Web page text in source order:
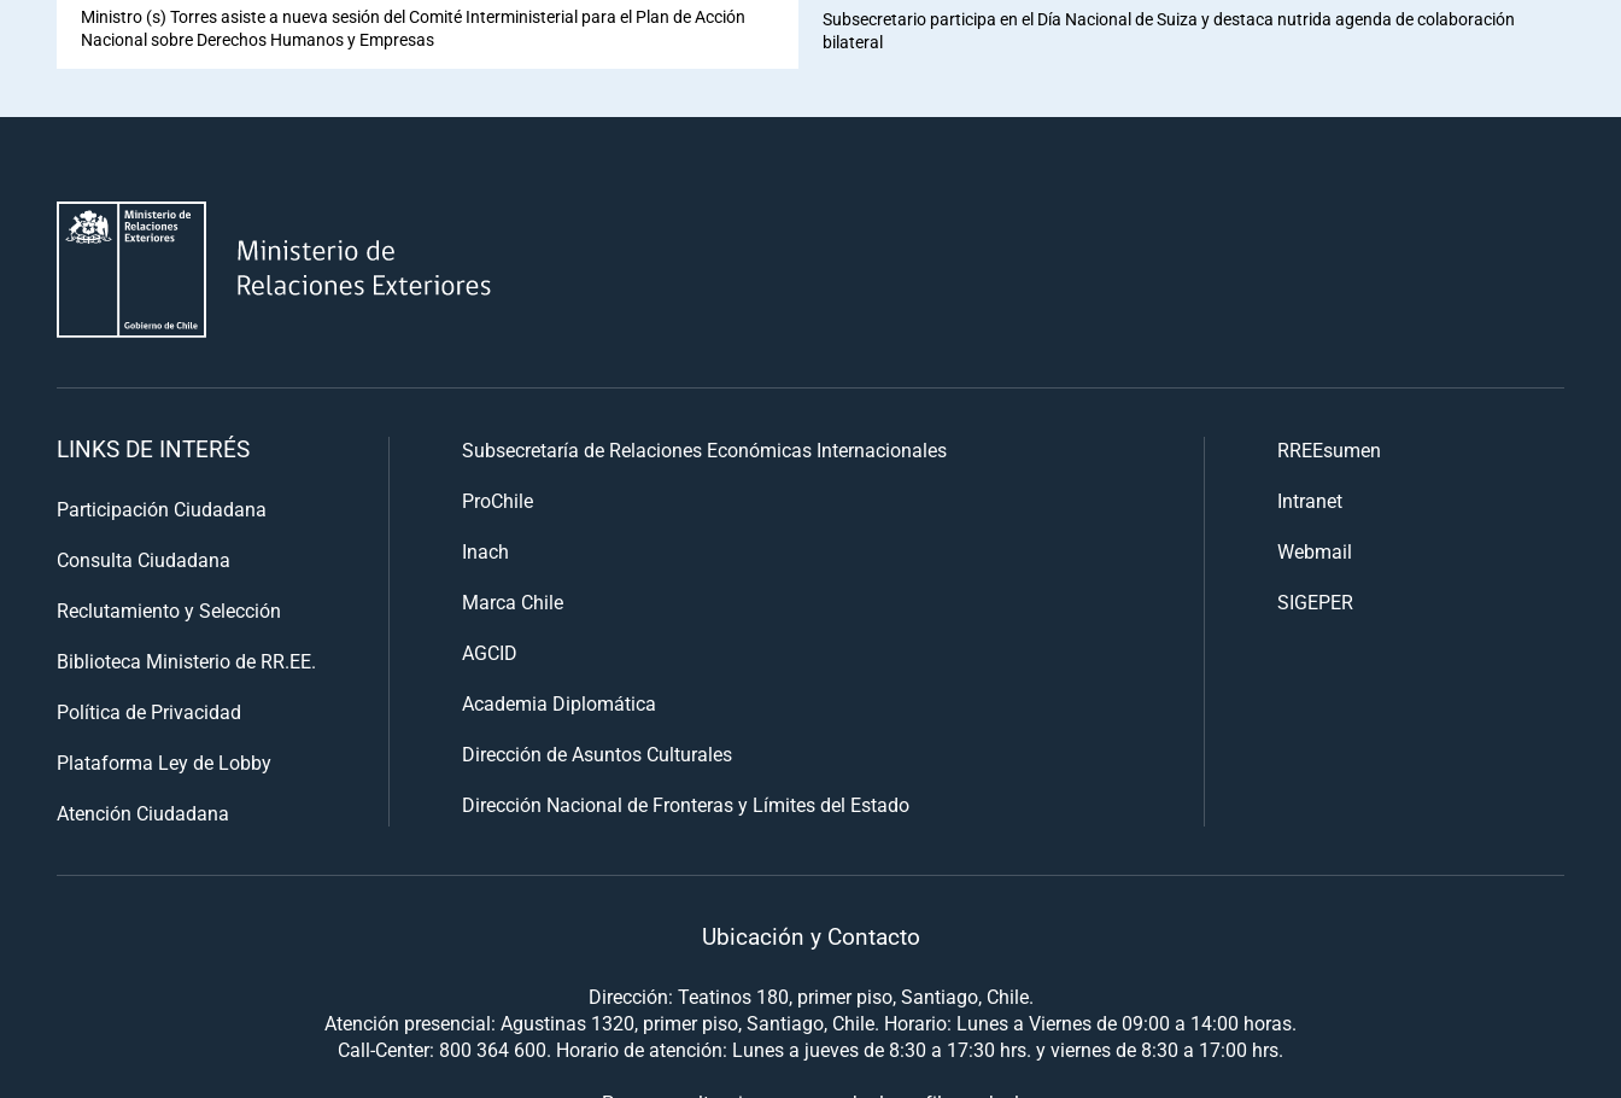
Ministro (s) Torres asiste a nueva sesión del Comité Interministerial para el Plan de Acción
Nacional sobre Derechos Humanos y Empresas
Subsecretario participa en el Día Nacional de Suiza y destaca nutrida agenda de colaboración
bilateral
LINKS DE INTERÉS
Participación Ciudadana
Consulta Ciudadana
Reclutamiento y Selección
Biblioteca Ministerio de RR.EE.
Política de Privacidad
Plataforma Ley de Lobby
Atención Ciudadana
Subsecretaría de Relaciones Económicas Internacionales
ProChile
Inach
Marca Chile
AGCID
Academia Diplomática
Dirección de Asuntos Culturales
Dirección Nacional de Fronteras y Límites del Estado
RREEsumen
Intranet
Webmail
SIGEPER
Ubicación y Contacto
Dirección: Teatinos 180, primer piso, Santiago, Chile.
Atención presencial: Agustinas 1320, primer piso, Santiago, Chile. Horario: Lunes a Viernes de 09:00 a 14:00 horas.
Call-Center: 800 364 600. Horario de atención: Lunes a jueves de 8:30 a 17:30 hrs. y viernes de 8:30 a 17:00 hrs.